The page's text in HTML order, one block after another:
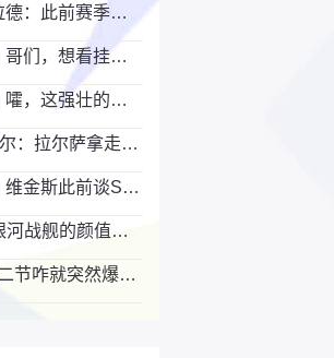
【视频】杰拉德：此前赛季最后一场对曼城，瓜帅换人后，突然改变了强度！
【值得一看】哥们，想看挂臂扣篮！
【推荐视频】嚯，这强壮的大体格！张曼源身穿旗袍黑丝热舞
[NBA]特尔费尔：拉尔萨拿走了斯科蒂的养老金，球员妻子90%是假的！
【体育视频】维金斯此前谈SGA：他每年都在进步，退役时会进入GOAT讨论
[有道理嘛?]银河战舰的颜值担当！这俩关系是真好啊，到哪都形影不离
[今日视频]第二节咋就突然爆发了？陈盈骏急停跳投命中，赵继伟没刹住车赔上犯规了！